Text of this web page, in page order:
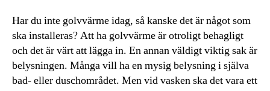
Har du inte golvvärme idag, så kanske det är något som
ska installeras? Att ha golvvärme är otroligt behagligt
och det är värt att lägga in. En annan väldigt viktig sak är
belysningen. Många vill ha en mysig belysning i själva
bad- eller duschområdet. Men vid vasken ska det vara ett